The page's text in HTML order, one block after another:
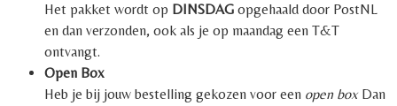
Het pakket wordt op DINSDAG opgehaald door PostNL
en dan verzonden, ook als je op maandag een T&T
ontvangt.
Open Box
Heb je bij jouw bestelling gekozen voor een open boxDan